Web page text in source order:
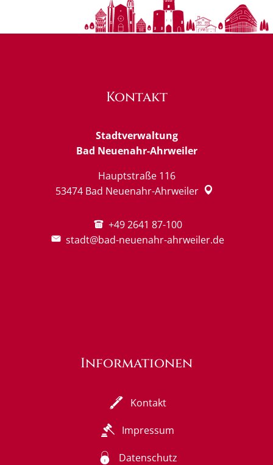
Kontakt
Stadtverwaltung
Bad Neuenahr-Ahrweiler
Hauptstraße 116
53474 Bad Neuenahr-Ahrweiler
+49 2641 87-100
stadt@bad-neuenahr-ahrweiler.de
Informationen
Kontakt
Impressum
Datenschutz